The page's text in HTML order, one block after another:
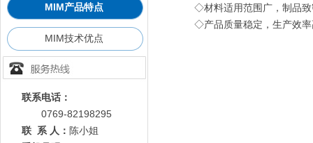
MIM产品特点
MIM技术优点
联系电话：
0769-82198295
联 系 人： 陈小姐
◇材料适用范围广，制品致
◇产品质量稳定，生产效率